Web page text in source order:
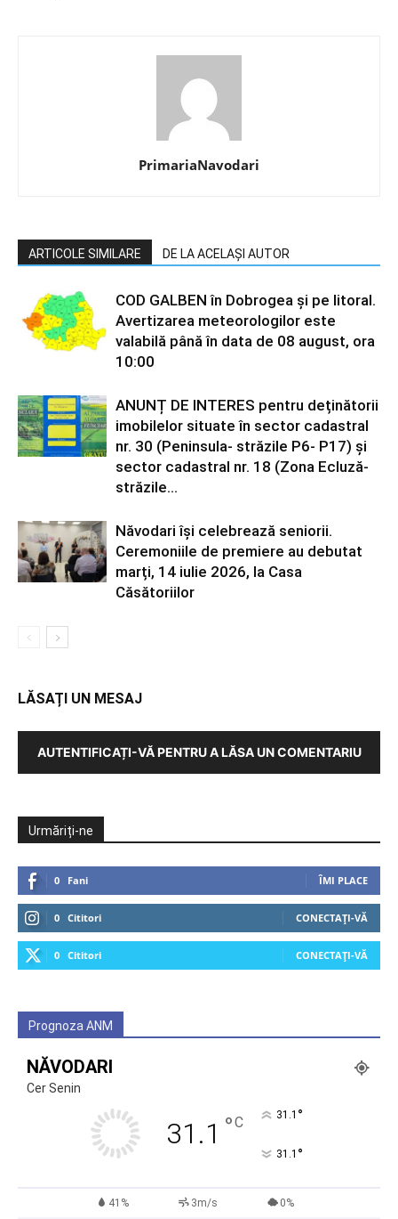
PrimariaNavodari
ARTICOLE SIMILARE DE LA ACELAȘI AUTOR
COD GALBEN în Dobrogea și pe litoral.
Avertizarea meteorologilor este
valabilă până în data de 08 august, ora
10:00
ANUNȚ DE INTERES pentru deținătorii
imobilelor situate în sector cadastral
nr. 30 (Peninsula- străzile P6- P17) și
sector cadastral nr. 18 (Zona Ecluză-
străzile...
Năvodari își celebrează seniorii.
Ceremoniile de premiere au debutat
marți, 14 iulie 2026, la Casa
Căsătoriilor
LĂSAȚI UN MESAJ
AUTENTIFICAȚI-VĂ PENTRU A LĂSA UN COMENTARIU
Urmăriți-ne
0 Fani ÎMI PLACE
0 Cititori CONECTAȚI-VĂ
0 Cititori CONECTAȚI-VĂ
Prognoza ANM
NĂVODARI
Cer Senin
31.1 °C 31.1 °
31.1 °
41% 3m/s 0%